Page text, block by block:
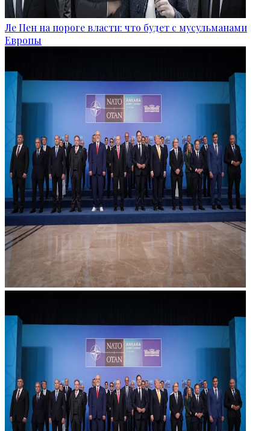
Ле Пен на пороге власти: что будет с мусульманами
Европы